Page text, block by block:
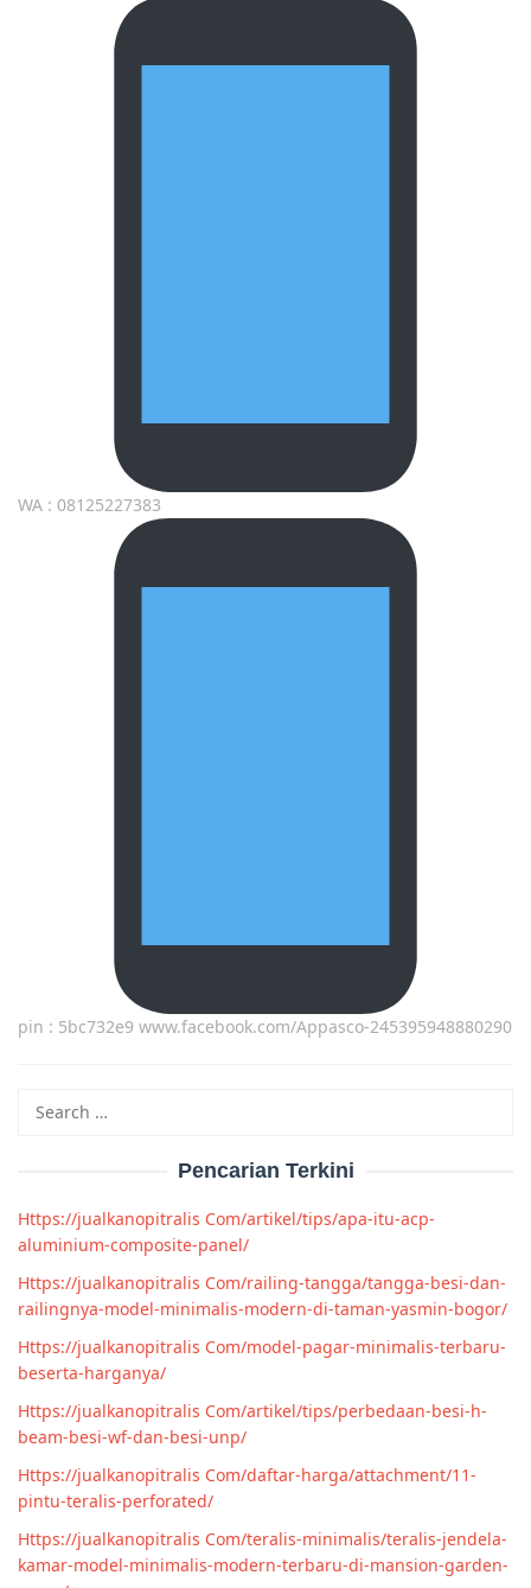
WA : 08125227383
pin : 5bc732e9 www.facebook.com/Appasco-245395948880290
for:
Pencarian Terkini
Https://jualkanopitralis Com/artikel/tips/apa-itu-acp-
aluminium-composite-panel/
Https://jualkanopitralis Com/railing-tangga/tangga-besi-dan-
railingnya-model-minimalis-modern-di-taman-yasmin-bogor/
Https://jualkanopitralis Com/model-pagar-minimalis-terbaru-
beserta-harganya/
Https://jualkanopitralis Com/artikel/tips/perbedaan-besi-h-
beam-besi-wf-dan-besi-unp/
Https://jualkanopitralis Com/daftar-harga/attachment/11-
pintu-teralis-perforated/
Https://jualkanopitralis Com/teralis-minimalis/teralis-jendela-
kamar-model-minimalis-modern-terbaru-di-mansion-garden-